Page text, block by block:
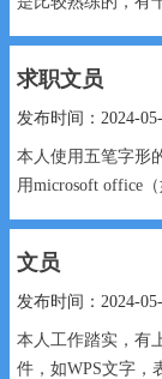
求职文员
发布时间：2024-
本人使用五笔字形
用microsoft office
文员
发布时间：2024-
本人工作踏实，有
件，如WPS文字，